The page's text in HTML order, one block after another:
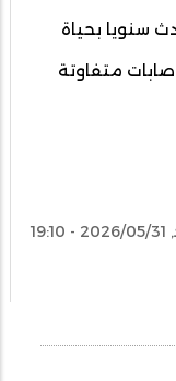
سنويا بحياة
متفاوتة